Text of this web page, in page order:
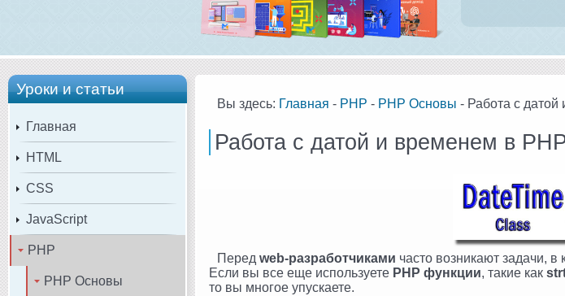
Уроки и статьи
Главная
HTML
CSS
JavaScript
PHP
PHP Основы
Вы здесь: Главная - PHP - PHP Основы - Работа с
Работа с датой и временем в
Перед web-разработчиками часто возникают задачи,
Если вы все еще используете PHP функции, такие как
то вы многое упускаете.